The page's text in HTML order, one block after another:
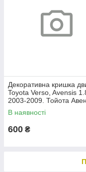
Декоративна кришка
Toyota Verso, Avensis
2003-2009. Тойота
112120D080.
В наявності
600 ₴